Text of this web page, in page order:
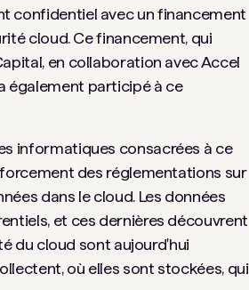
confidentiel avec un financement
cloud. Ce financement, qui
en collaboration avec Accel
également participé à ce
informatiques consacrées à ce
des réglementations sur
dans le cloud. Les données
et ces dernières découvrent
du cloud sont aujourd'hui
où elles sont stockées, qui